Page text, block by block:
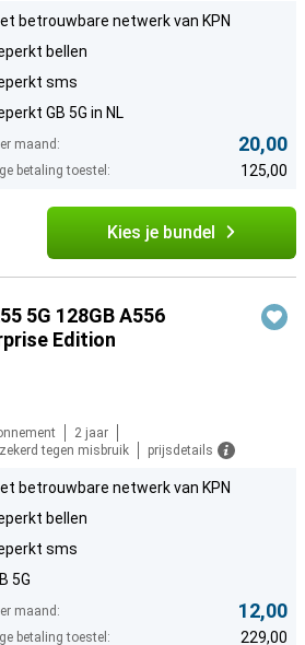
betrouwbare netwerk van KPN
bellen
sms
GB 5G in NL
maand: 20,00
betaling toestel: 125,00
Kies je bundel
5G 128GB A556
Edition
2 jaar
tegen misbruik
prijsdetails
betrouwbare netwerk van KPN
bellen
sms
5G
maand: 12,00
betaling toestel: 229,00